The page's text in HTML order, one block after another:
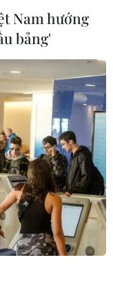
Nam hướng
bảng'